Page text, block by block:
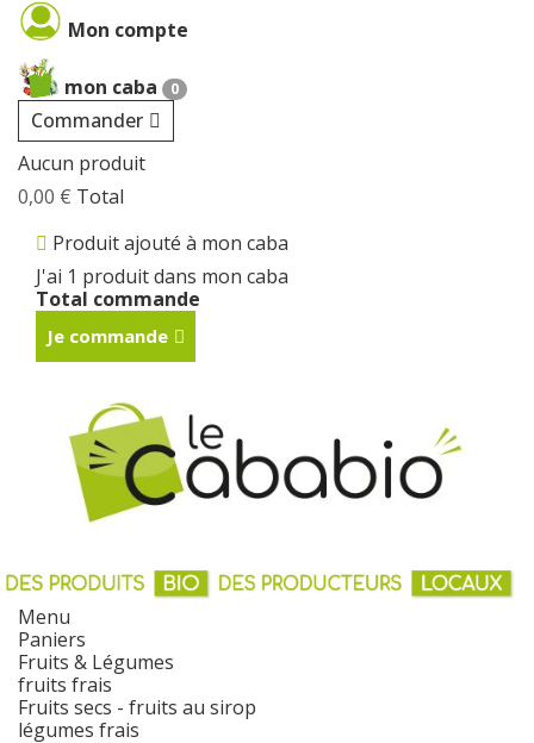
Mon compte
mon caba 0
Commander
Aucun produit
0,00 € Total
Produit ajouté à mon caba
J'ai 1 produit dans mon caba
Total commande
Je commande
Menu
Paniers
Fruits & Légumes
fruits frais
Fruits secs - fruits au sirop
légumes frais
Cookies management panel